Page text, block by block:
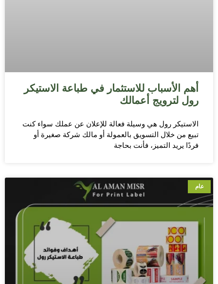
أهم الأسباب للاستثمار في طباعة الاستيكر
رول لترويج أعمالك
الاستيكر رول هي وسيلة فعالة للإعلان عن عملك سواء كنت
تبيع من خلال التسويق بالعمولة أو مالك شركة صغيرة أو
فردًا يريد التميز، فأنت بحاجة
عام